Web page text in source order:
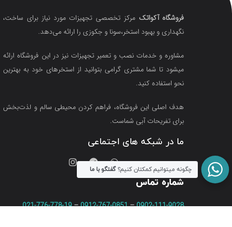
فروشگاه آکواتک مرکز تخصصی تجهیزات مورد نیاز برای ساخت،
نگهداری و بهبود استخر،سونا و جکوزی را ارائه می‌دهد.
مشاوره و خدمات نصب و تعمیر تجهیزات نیز در این فروشگاه ارائه
میشود تا شما مشتری گرامی بتوانید از استخرهای خود به بهترین
نحو استفاده کنید.
هدف اصلی این فروشگاه‌، فراهم کردن محیطی سالم و لذت‌بخش
برای تفریحات آبی شماست.
ما در شبکه های اجتماعی
شماره تماس
0902-111-9028
–
0912-767-0851
–
021-776-778-19
چگونه میتوانیم کمکتان کنیم؟گفتگو با ما